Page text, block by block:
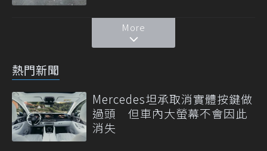
More
熱門新聞
Mercedes坦承取消實體按鍵做
過頭 但車內大螢幕不會因此
消失